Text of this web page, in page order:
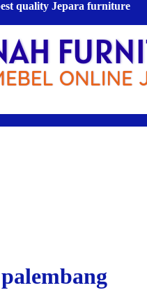
quality Jepara furniture